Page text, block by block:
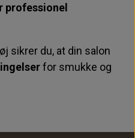
professionel
sikrer du, at din salon
for smukke og